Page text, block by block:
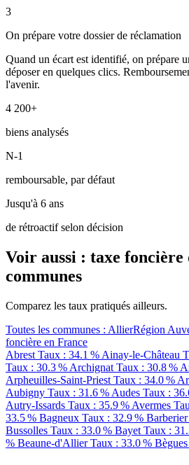
3
On prépare votre dossier de réclamation
Quand un écart est identifié, on prépare
déposer en quelques clics.
l'avenir.
4 200+
biens analysés
N-1
remboursable, par défaut
Jusqu'à 6 ans
de rétroactif selon décision
Voir aussi : taxe foncière
communes
Comparez les taux pratiqués ailleurs.
Toutes les communes : AllierRégion
foncière en France
Abrest Taux : 34.1 % Ainay-le-Château
Taux : 30.3 % Archignat Taux : 30.8 %
Arpheuilles-Saint-Priest Taux : 34.0 %
Aubigny Taux : 31.6 % Audes Taux :
Autry-Issards Taux : 35.9 % Avermes
33.5 % Bagneux Taux : 32.9 % Barberier
Bussolles Taux : 33.0 % Bayet Taux :
% Beaune-d'AllierTaux : 33.0 % Bègues